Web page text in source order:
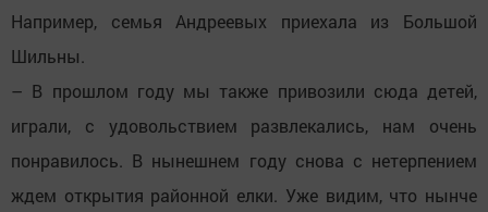
Например, семья Андреевых приехала из Большой
Шильны.
– В прошлом году мы также привозили сюда детей,
играли, с удовольствием развлекались, нам очень
понравилось. В нынешнем году снова с нетерпением
ждем открытия районной елки. Уже видим, что нынче